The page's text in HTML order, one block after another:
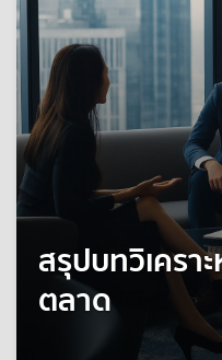
สรุปบทวิเครา
ตลาด